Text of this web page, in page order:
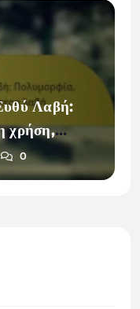
Λαβή:
χρήση,
0